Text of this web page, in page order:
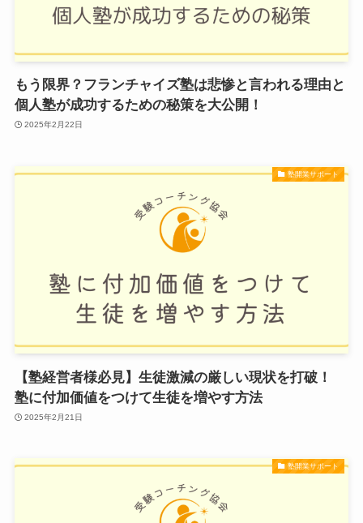
もう限界？フランチャイズ塾は悲惨と言われる理由と
個人塾が成功するための秘策を大公開！
2025年2月22日
塾開業サポート
【塾経営者様必見】生徒激減の厳しい現状を打破！
塾に付加価値をつけて生徒を増やす方法
2025年2月21日
塾開業サポート